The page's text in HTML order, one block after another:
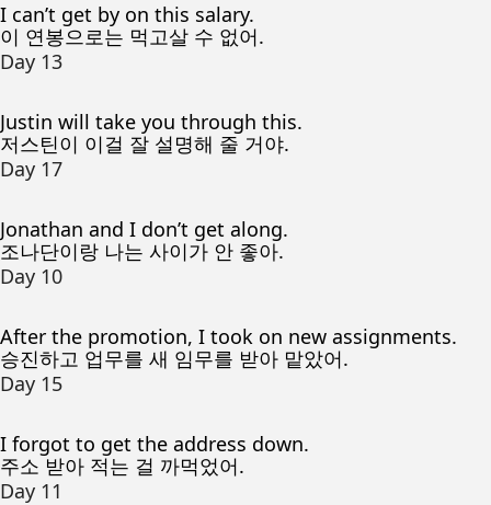
I can’t get by on this salary.
이 연봉으로는 먹고살 수 없어.
Day 13
Justin will take you through this.
저스틴이 이걸 잘 설명해 줄 거야.
Day 17
Jonathan and I don’t get along.
조나단이랑 나는 사이가 안 좋아.
Day 10
After the promotion, I took on new assignments.
승진하고 업무를 새 임무를 받아 맡았어.
Day 15
I forgot to get the address down.
주소 받아 적는 걸 까먹었어.
Day 11